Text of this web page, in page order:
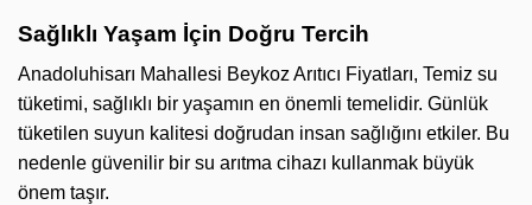
Sağlıklı Yaşam İçin Doğru Tercih
Anadoluhisarı Mahallesi Beykoz Arıtıcı Fiyatları, Temiz su
tüketimi, sağlıklı bir yaşamın en önemli temelidir. Günlük
tüketilen suyun kalitesi doğrudan insan sağlığını etkiler. Bu
nedenle güvenilir bir su arıtma cihazı kullanmak büyük
önem taşır.